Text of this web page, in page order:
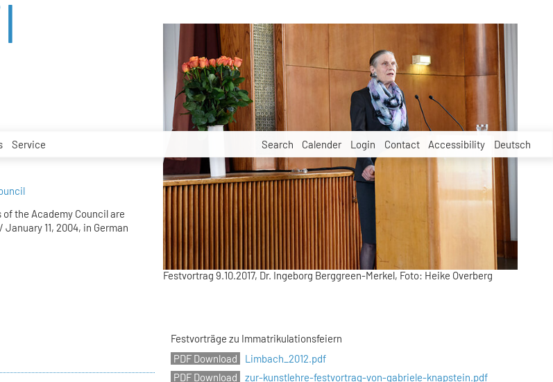
Service Search Calender Login Contact Accessibility Deutsch
the Academy Council are
11, 2004, in German
Festvortrag 9.10.2017, Dr. Ingeborg Berggreen-Merkel, Foto: Heike Overberg
Festvorträge zu Immatrikulationsfeiern
Limbach_2012.pdf
zur-kunstlehre-festvortrag-von-gabriele-knapstein.pdf